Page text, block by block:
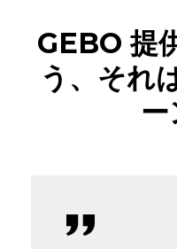
GEBO 提
う、それ